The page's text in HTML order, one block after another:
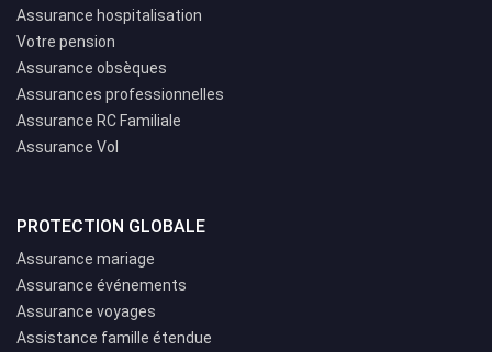
Assurance hospitalisation
Votre pension
Assurance obsèques
Assurances professionnelles
Assurance RC Familiale
Assurance Vol
PROTECTION GLOBALE
Assurance mariage
Assurance événements
Assurance voyages
Assistance famille étendue